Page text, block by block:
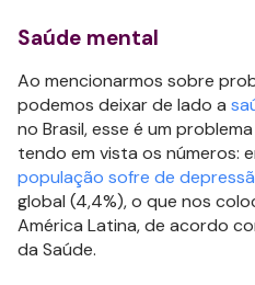
Saúde mental
Ao mencionarmos sobre
podemos deixar de lado a
no Brasil, esse é um
tendo em vista os números:
população sofre de
global (4,4%), o que nos
América Latina, de acordo
da Saúde.